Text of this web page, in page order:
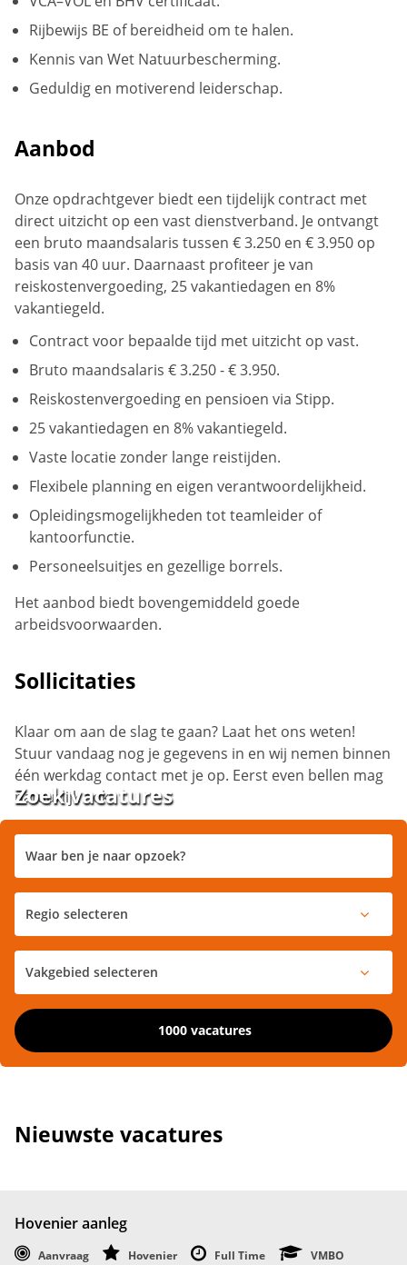
Rijbewijs BE of bereidheid om te halen.
Kennis van Wet Natuurbescherming.
Geduldig en motiverend leiderschap.
Aanbod
Onze opdrachtgever biedt een tijdelijk contract met
direct uitzicht op een vast dienstverband. Je ontvangt
een bruto maandsalaris tussen € 3.250 en € 3.950 op
basis van 40 uur. Daarnaast profiteer je van
reiskostenvergoeding, 25 vakantiedagen en 8%
vakantiegeld.
Contract voor bepaalde tijd met uitzicht op vast.
Bruto maandsalaris € 3.250 - € 3.950.
Reiskostenvergoeding en pensioen via Stipp.
25 vakantiedagen en 8% vakantiegeld.
Vaste locatie zonder lange reistijden.
Flexibele planning en eigen verantwoordelijkheid.
Opleidingsmogelijkheden tot teamleider of
kantoorfunctie.
Personeelsuitjes en gezellige borrels.
Het aanbod biedt bovengemiddeld goede
arbeidsvoorwaarden.
Sollicitaties
Klaar om aan de slag te gaan? Laat het ons weten!
Stuur vandaag nog je gegevens in en wij nemen binnen
één werkdag contact met je op. Eerst even bellen mag
natuurlijk ook.
Zoek vacatures
1000 vacatures
Nieuwste vacatures
Hovenier aanleg
Aanvraag Hovenier Full Time VMBO